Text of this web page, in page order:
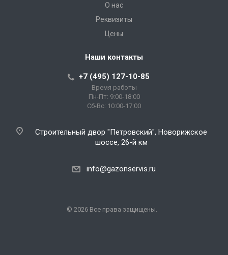
О нас
Реквизиты
Цены
Наши контакты
+7 (495) 127-10-85
Время работы
Пн-Пт: 9:00-18:00
Сб-Вс: 10:00-17:00
Строительный двор "Петровский", Новорижское
шоссе, 26-й км
info@gazonservis.ru
© 2026 Все права защищены.